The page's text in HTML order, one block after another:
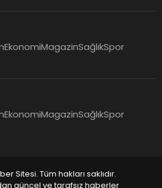
EkonomiMagazinSağlıkSpor
EkonomiMagazinSağlıkSpor
Sitesi. Tüm hakları saklıdır.
güncel ve tarafsız haberler